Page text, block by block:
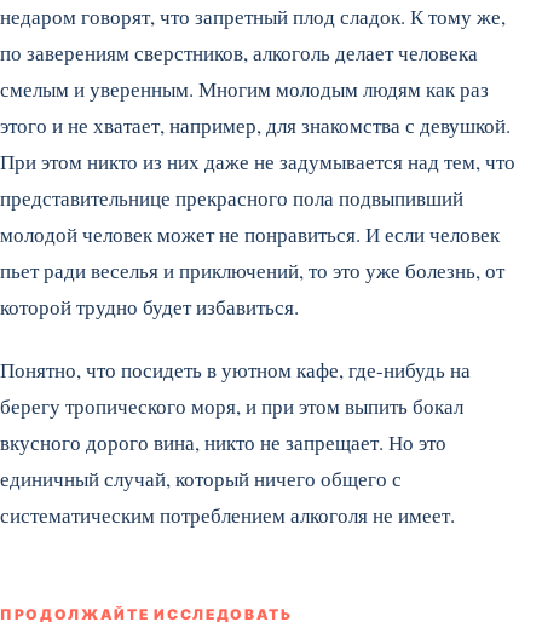
недаром говорят, что запретный плод сладок. К тому же,
по заверениям сверстников, алкоголь делает человека
смелым и уверенным. Многим молодым людям как раз
этого и не хватает, например, для знакомства с девушкой.
При этом никто из них даже не задумывается над тем, что
представительнице прекрасного пола подвыпивший
молодой человек может не понравиться. И если человек
пьет ради веселья и приключений, то это уже болезнь, от
которой трудно будет избавиться.
Понятно, что посидеть в уютном кафе, где-нибудь на
берегу тропического моря, и при этом выпить бокал
вкусного дорого вина, никто не запрещает. Но это
единичный случай, который ничего общего с
систематическим потреблением алкоголя не имеет.
ПРОДОЛЖАЙТЕ ИССЛЕДОВАТЬ